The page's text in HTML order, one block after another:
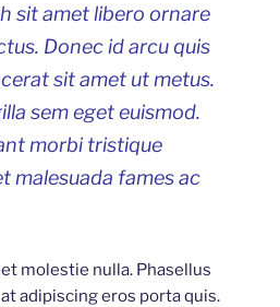
sit amet libero ornare
Donec id arcu quis
sit amet ut metus.
sem eget euismod.
morbi tristique
malesuada fames ac
molestie nulla. Phasellus
adipiscing eros porta quis.